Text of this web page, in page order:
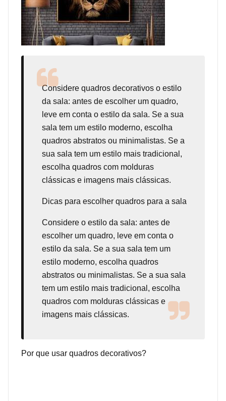
Considere quadros decorativos o estilo
da sala: antes de escolher um quadro,
leve em conta o estilo da sala. Se a sua
sala tem um estilo moderno, escolha
quadros abstratos ou minimalistas. Se a
sua sala tem um estilo mais tradicional,
escolha quadros com molduras
clássicas e imagens mais clássicas.
Dicas para escolher quadros para a sala
Considere o estilo da sala: antes de
escolher um quadro, leve em conta o
estilo da sala. Se a sua sala tem um
estilo moderno, escolha quadros
abstratos ou minimalistas. Se a sua sala
tem um estilo mais tradicional, escolha
quadros com molduras clássicas e
imagens mais clássicas.
Por que usar quadros decorativos?